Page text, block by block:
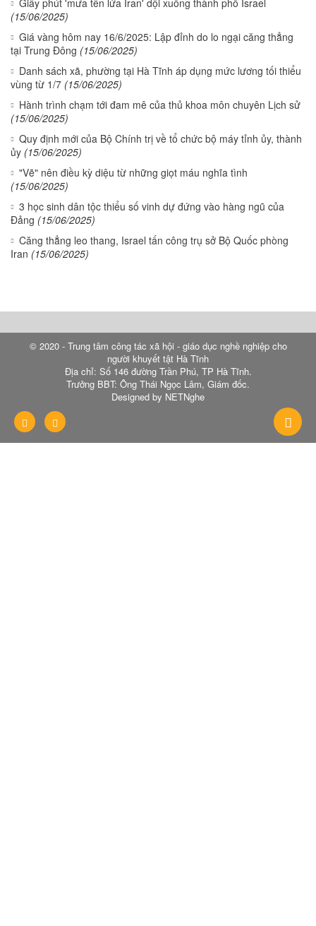
Giây phút 'mưa tên lửa Iran' dội xuống thành phố Israel
(15/06/2025)
Giá vàng hôm nay 16/6/2025: Lập đỉnh do lo ngại căng thẳng
tại Trung Đông (15/06/2025)
Danh sách xã, phường tại Hà Tĩnh áp dụng mức lương tối thiểu
vùng từ 1/7 (15/06/2025)
Hành trình chạm tới đam mê của thủ khoa môn chuyên Lịch sử
(15/06/2025)
Quy định mới của Bộ Chính trị về tổ chức bộ máy tỉnh ủy, thành
ủy (15/06/2025)
"Vẽ" nên điều kỳ diệu từ những giọt máu nghĩa tình
(15/06/2025)
3 học sinh dân tộc thiểu số vinh dự đứng vào hàng ngũ của
Đảng (15/06/2025)
Căng thẳng leo thang, Israel tấn công trụ sở Bộ Quốc phòng
Iran (15/06/2025)
© 2020 - Trung tâm công tác xã hội - giáo dục nghề nghiệp cho
người khuyết tật Hà Tĩnh
Địa chỉ: Số 146 đường Trần Phú, TP Hà Tĩnh.
Trưởng BBT: Ông Thái Ngọc Lâm, Giám đốc.
Designed by NETNghe